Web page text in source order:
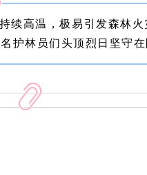
续高温，极易引发森林
护林员们头顶烈日坚守